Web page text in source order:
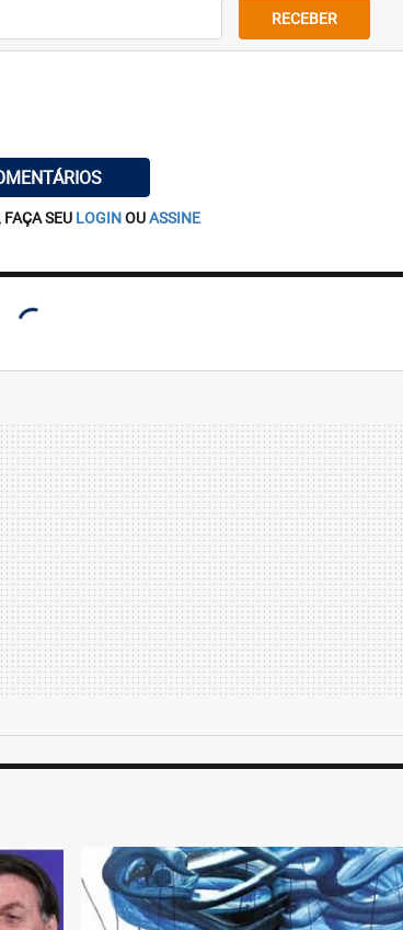
RECEBER
SEU LOGINOUASSINE